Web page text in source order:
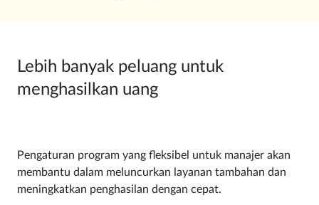
Lebih banyak peluang untuk
menghasilkan uang
Pengaturan program yang fleksibel untuk manajer akan
membantu dalam meluncurkan layanan tambahan dan
meningkatkan penghasilan dengan cepat.